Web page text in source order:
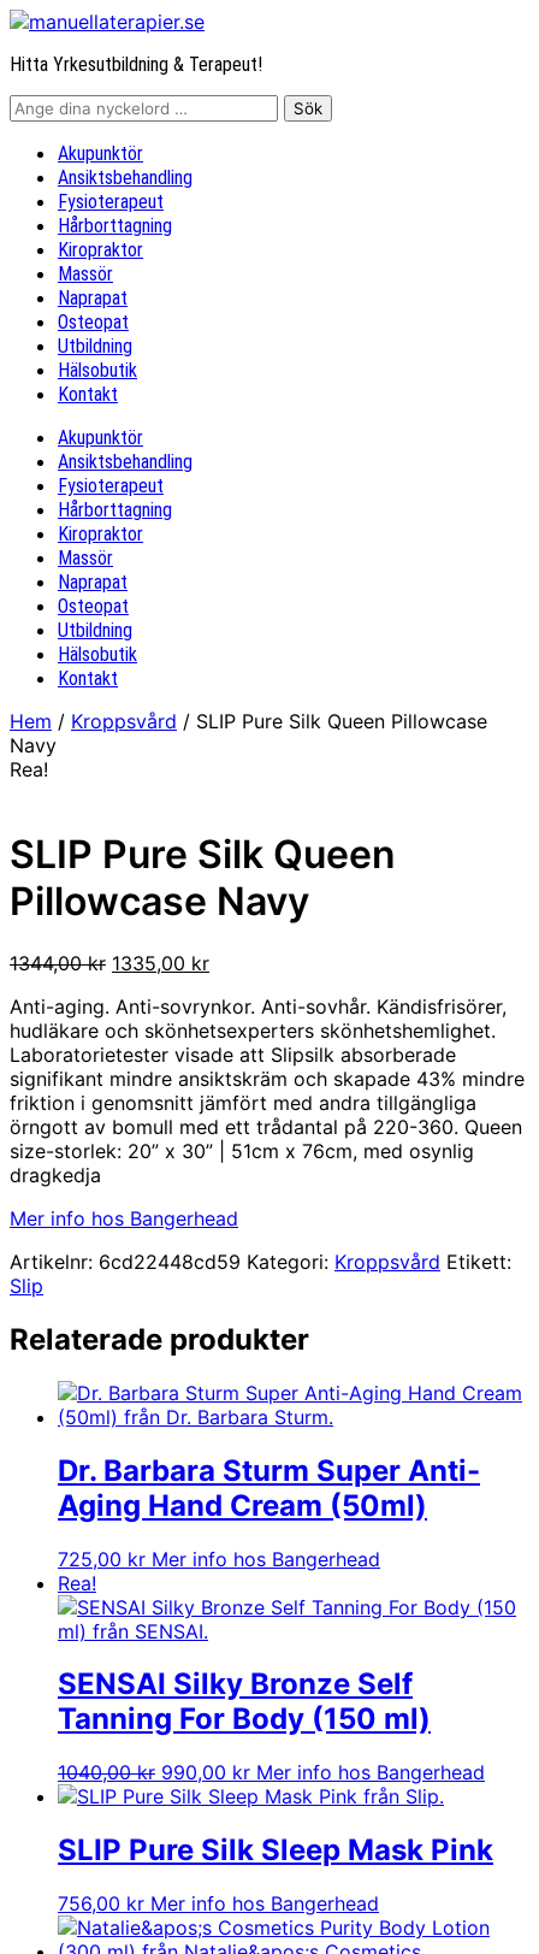
Hitta Yrkesutbildning & Terapeut!
Akupunktör
Ansiktsbehandling
Fysioterapeut
Hårborttagning
Kiropraktor
Massör
Naprapat
Osteopat
Utbildning
Hälsobutik
Kontakt
Akupunktör
Ansiktsbehandling
Fysioterapeut
Hårborttagning
Kiropraktor
Massör
Naprapat
Osteopat
Utbildning
Hälsobutik
Kontakt
Hem / Kroppsvård / SLIP Pure Silk Queen Pillowcase
Navy
Rea!
SLIP Pure Silk Queen
Pillowcase Navy
1344,00kr Det
priset
var:
1344,00 kr.
1335,00 krDet
priset
är:
1335,00 kr.
Anti-aging. Anti-sovrynkor. Anti-sovhår. Kändisfrisörer,
hudläkare och skönhetsexperters skönhetshemlighet.
Laboratorietester visade att Slipsilk absorberade
signifikant mindre ansiktskräm och skapade 43% mindre
friktion i genomsnitt jämfört med andra tillgängliga
örngott av bomull med ett trådantal på 220-360. Queen
size-storlek: 20” x 30” | 51cm x 76cm, med osynlig
dragkedja
Mer info hos Bangerhead
Artikelnr: 6cd22448cd59 Kategori: Kroppsvård Etikett:
Slip
Relaterade produkter
Dr. Barbara Sturm Super Anti-
Aging Hand Cream (50ml)
725,00 kr Mer info hos Bangerhead
Rea!
SENSAI Silky Bronze Self
Tanning For Body (150 ml)
1040,00kr Det
ursprungliga
var:
1040,00 kr.
990,00 krDet
nuvarande
är:
990,00 kr.
Mer info hos Bangerhead
SLIP Pure Silk Sleep Mask Pink
756,00 kr Mer info hos Bangerhead